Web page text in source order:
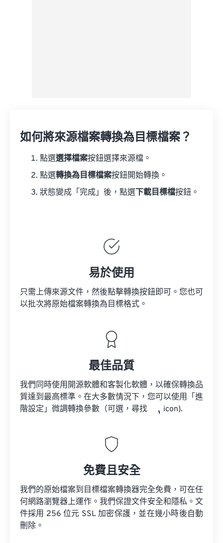
如何將來源檔案轉換為目標檔案？
點選選擇檔案按鈕選擇來源檔。
點選轉換為目標檔案按鈕開始轉換。
狀態變成「完成」後，點選 下載目標檔按鈕。
易於使用
只需上傳來源文件，然後點擊轉換按鈕即可。您也可
以批次將原始檔案轉換為目標格式。
最佳品質
我們同時使用開源軟體和客製化軟體，以確保轉換品
質達到最高標準。在大多數情況下，您可以使用「進
階設定」微調轉換參數（可選，尋找
icon).
免費且安全
我們的原始檔案到目標檔案轉換器完全免費，可在任
何網路瀏覽器上運作。我們保證文件安全和隱私。文
件採用 256 位元 SSL 加密保護，並在幾小時後自動
刪除。